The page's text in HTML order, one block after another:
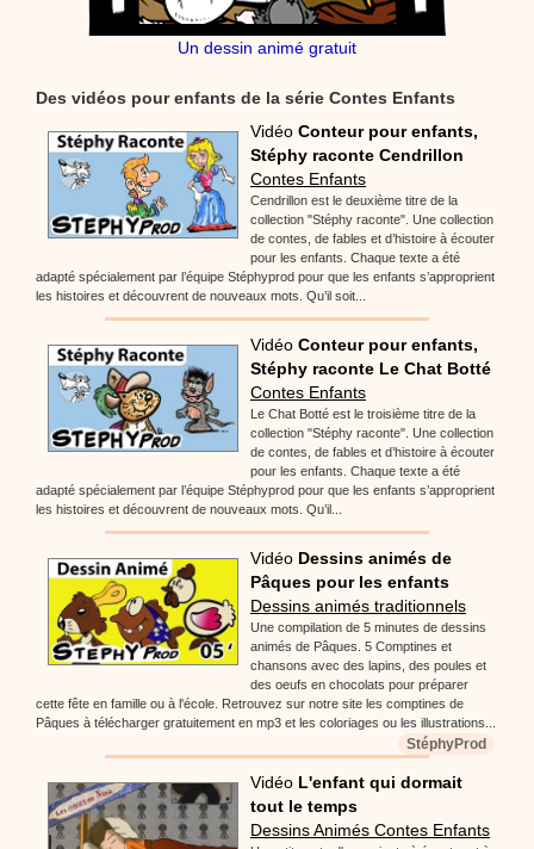
Un dessin animé gratuit
Des vidéos pour enfants de la série Contes Enfants
Vidéo Conteur pour enfants,
Stéphy raconte Cendrillon
Contes Enfants
Cendrillon est le deuxième titre de la
collection "Stéphy raconte". Une collection
de contes, de fables et d’histoire à écouter
pour les enfants. Chaque texte a été
adapté spécialement par l’équipe Stéphyprod pour que les enfants s’approprient
les histoires et découvrent de nouveaux mots. Qu’il soit...
Vidéo Conteur pour enfants,
Stéphy raconte Le Chat Botté
Contes Enfants
Le Chat Botté est le troisième titre de la
collection "Stéphy raconte". Une collection
de contes, de fables et d’histoire à écouter
pour les enfants. Chaque texte a été
adapté spécialement par l’équipe Stéphyprod pour que les enfants s’approprient
les histoires et découvrent de nouveaux mots. Qu’il...
Vidéo Dessins animés de
Pâques pour les enfants
Dessins animés traditionnels
Une compilation de 5 minutes de dessins
animés de Pâques. 5 Comptines et
chansons avec des lapins, des poules et
des oeufs en chocolats pour préparer
cette fête en famille ou à l'école. Retrouvez sur notre site les comptines de
Pâques à télécharger gratuitement en mp3 et les coloriages ou les illustrations...
StéphyProd
Vidéo L'enfant qui dormait
tout le temps
Dessins Animés Contes Enfants